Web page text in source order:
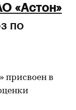
«Астон»
по
присвоен в